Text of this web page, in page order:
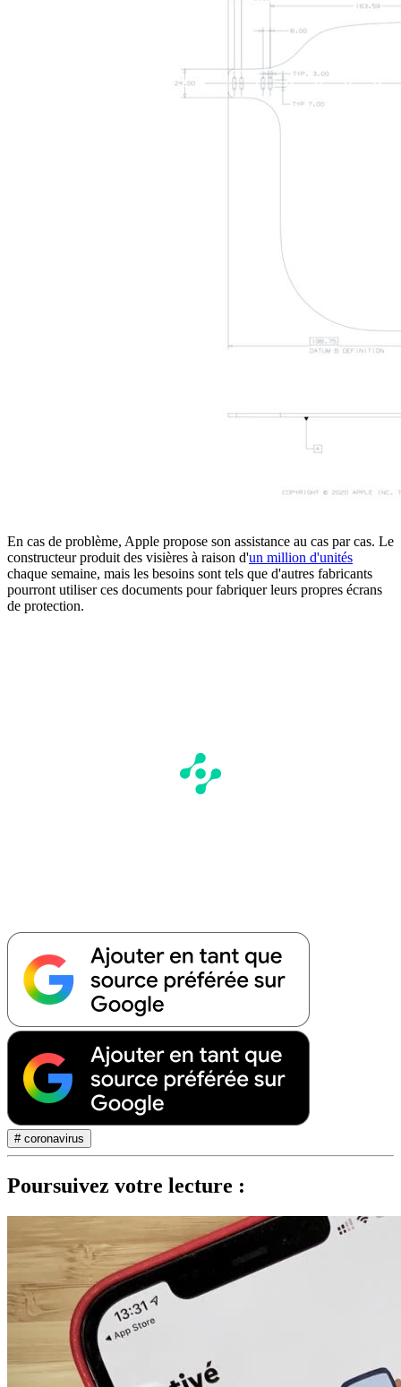
En cas de problème, Apple propose son assistance au cas par cas. Le
constructeur produit des visières à raison d'un million d'unités
chaque semaine, mais les besoins sont tels que d'autres fabricants
pourront utiliser ces documents pour fabriquer leurs propres écrans
de protection.
# coronavirus
Poursuivez votre lecture :